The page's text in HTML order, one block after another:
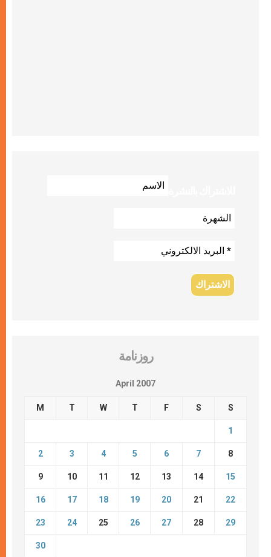
روزنامة
April 2007
M T W T F S S
1
2 3 4 5 6 7 8
9 10 11 12 13 14 15
16 17 18 19 20 21 22
23 24 25 26 27 28 29
30